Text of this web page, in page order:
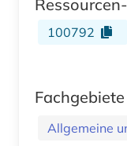
100792
Fachgebiete
Allgemeine